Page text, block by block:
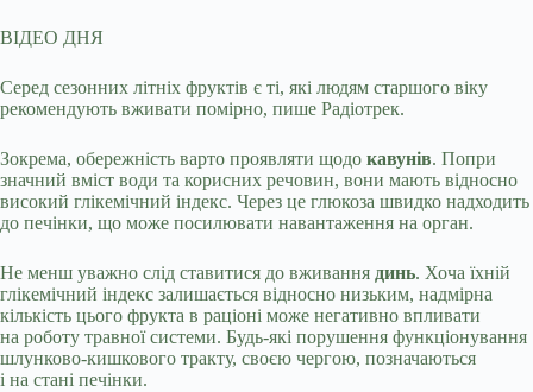
ВІДЕО ДНЯ
Серед сезонних літніх фруктів є ті, які людям старшого віку
рекомендують вживати помірно, пише Радіотрек.
Зокрема, обережність варто проявляти щодо кавунів. Попри
значний вміст води та корисних речовин, вони мають відносно
високий глікемічний індекс. Через це глюкоза швидко надходить
до печінки, що може посилювати навантаження на орган.
Не менш уважно слід ставитися до вживання динь. Хоча їхній
глікемічний індекс залишається відносно низьким, надмірна
кількість цього фрукта в раціоні може негативно впливати
на роботу травної системи. Будь-які порушення функціонування
шлунково-кишкового тракту, своєю чергою, позначаються
і на стані печінки.